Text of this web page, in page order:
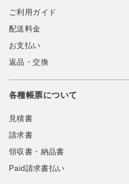
ご利用ガイド
配送料金
お支払い
返品・交換
各種帳票について
見積書
請求書
領収書・納品書
Paid請求書払い